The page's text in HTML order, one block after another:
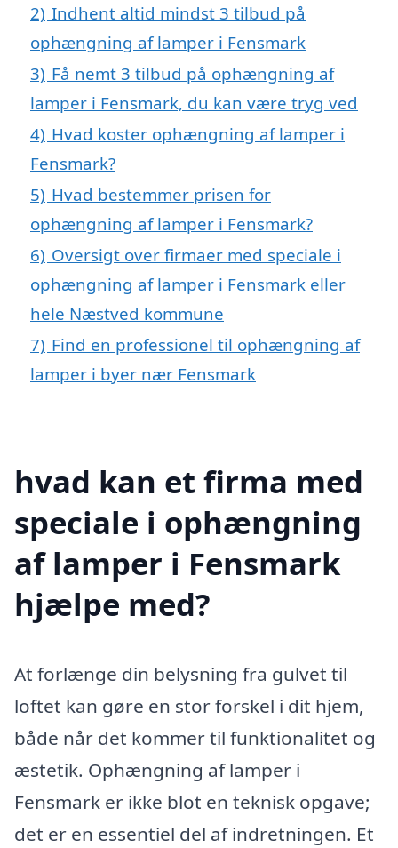
2) Indhent altid mindst 3 tilbud på
ophængning af lamper i Fensmark
3) Få nemt 3 tilbud på ophængning af
lamper i Fensmark, du kan være tryg ved
4) Hvad koster ophængning af lamper i
Fensmark?
5) Hvad bestemmer prisen for
ophængning af lamper i Fensmark?
6) Oversigt over firmaer med speciale i
ophængning af lamper i Fensmark eller
hele Næstved kommune
7) Find en professionel til ophængning af
lamper i byer nær Fensmark
hvad kan et firma med
speciale i ophængning
af lamper i Fensmark
hjælpe med?
At forlænge din belysning fra gulvet til
loftet kan gøre en stor forskel i dit hjem,
både når det kommer til funktionalitet og
æstetik. Ophængning af lamper i
Fensmark er ikke blot en teknisk opgave;
det er en essentiel del af indretningen. Et